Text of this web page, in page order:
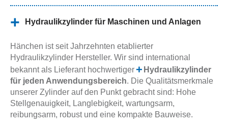
Hydraulikzylinder für Maschinen und Anlagen
Hänchen ist seit Jahrzehnten etablierter
Hydraulikzylinder Hersteller. Wir sind international
bekannt als Lieferant hochwertiger
Hydraulikzylinder
für jeden Anwendungsbereich. Die Qualitätsmerkmale
unserer Zylinder auf den Punkt gebracht sind: Hohe
Stellgenauigkeit, Langlebigkeit, wartungsarm,
reibungsarm, robust und eine kompakte Bauweise.